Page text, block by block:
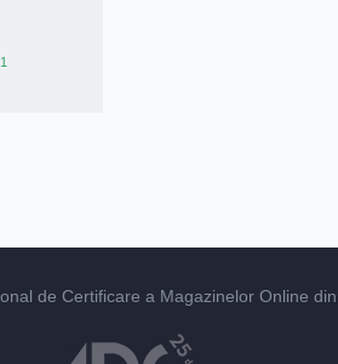
de Certificare a Magazinelor Online